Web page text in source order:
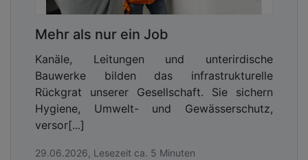
Mehr als nur ein Job
Kanäle, Leitungen und unterirdische
Bauwerke bilden das infrastrukturelle
Rückgrat unserer Gesellschaft. Sie sichern
Hygiene, Umwelt- und Gewässerschutz,
versor[...]
29.06.2026, Lesezeit ca. 5 Minuten